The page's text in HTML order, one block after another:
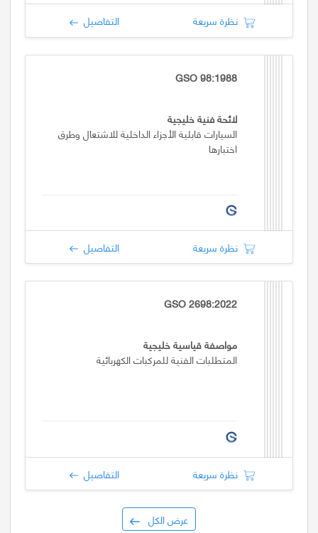
نظرة سريعة التفاصيل
GSO 98:1988
لائحة فنية خليجية
السيارات قابلية الأجزاء الداخلية للاشتعال وطرق
اختبارها
نظرة سريعة التفاصيل
GSO 2698:2022
مواصفة قياسية خليجية
المتطلبات الفنية للمركبات الكهربائية
نظرة سريعة التفاصيل
عرض الكل